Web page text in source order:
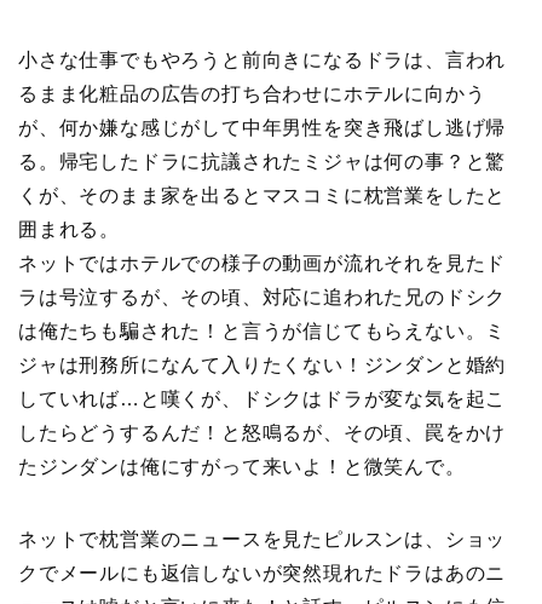
小さな仕事でもやろうと前向きになるドラは、言われ
るまま化粧品の広告の打ち合わせにホテルに向かう
が、何か嫌な感じがして中年男性を突き飛ばし逃げ帰
る。帰宅したドラに抗議されたミジャは何の事？と驚
くが、そのまま家を出るとマスコミに枕営業をしたと
囲まれる。
ネットではホテルでの様子の動画が流れそれを見たド
ラは号泣するが、その頃、対応に追われた兄のドシク
は俺たちも騙された！と言うが信じてもらえない。ミ
ジャは刑務所になんて入りたくない！ジンダンと婚約
していれば…と嘆くが、ドシクはドラが変な気を起こ
したらどうするんだ！と怒鳴るが、その頃、罠をかけ
たジンダンは俺にすがって来いよ！と微笑んで。
ネットで枕営業のニュースを見たピルスンは、ショッ
クでメールにも返信しないが突然現れたドラはあのニ